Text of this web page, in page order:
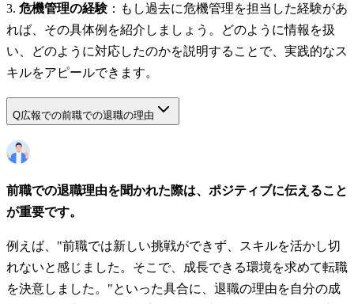
危機管理の経験：もし過去に危機管理を担当した経験があ
れば、その具体例を紹介しましょう。どのように情報を扱
い、どのように対応したのかを説明することで、実践的なス
キルをアピールできます。
Q広報での前職での退職の理由
前職での退職理由を聞かれた際は、ポジティブに伝えること
が重要です。
例えば、"前職では新しい挑戦ができず、スキルを活かし切
れないと感じました。そこで、成長できる環境を求めて転職
を決意しました。"といった具合に、退職の理由を自分の成